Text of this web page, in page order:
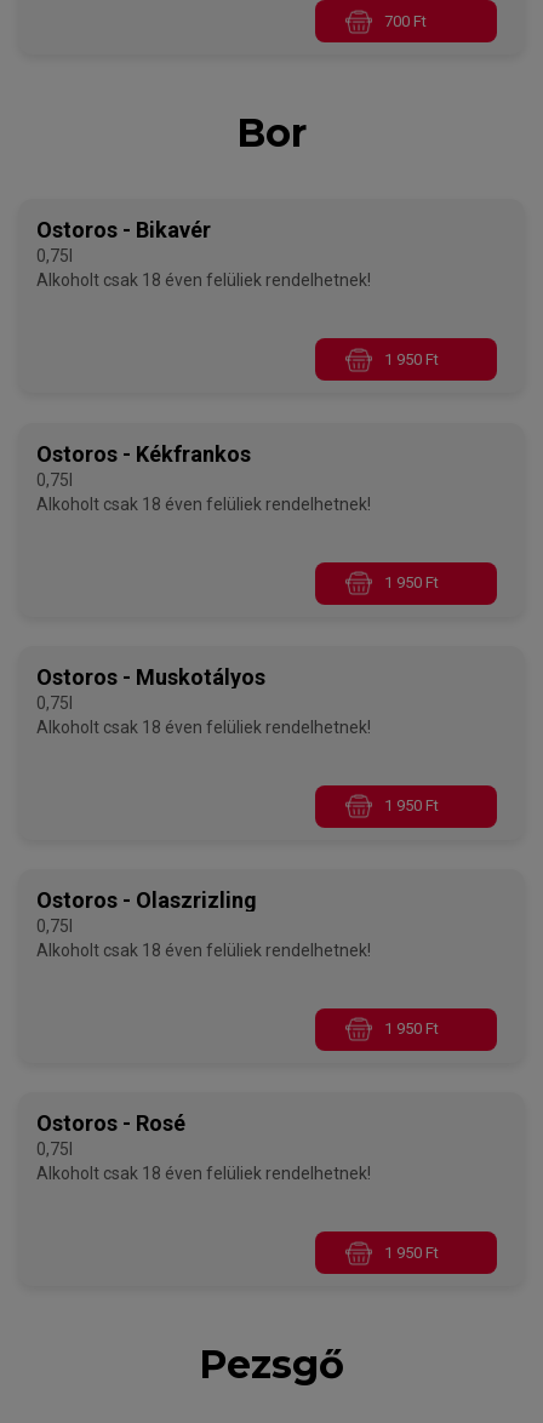
700 Ft
Bor
Ostoros - Bikavér
0,75l
Alkoholt csak 18 éven felüliek rendelhetnek!
1 950 Ft
Ostoros - Kékfrankos
0,75l
Alkoholt csak 18 éven felüliek rendelhetnek!
1 950 Ft
Ostoros - Muskotályos
0,75l
Alkoholt csak 18 éven felüliek rendelhetnek!
1 950 Ft
Ostoros - Olaszrizling
0,75l
Alkoholt csak 18 éven felüliek rendelhetnek!
1 950 Ft
Ostoros - Rosé
0,75l
Alkoholt csak 18 éven felüliek rendelhetnek!
1 950 Ft
Pezsgő